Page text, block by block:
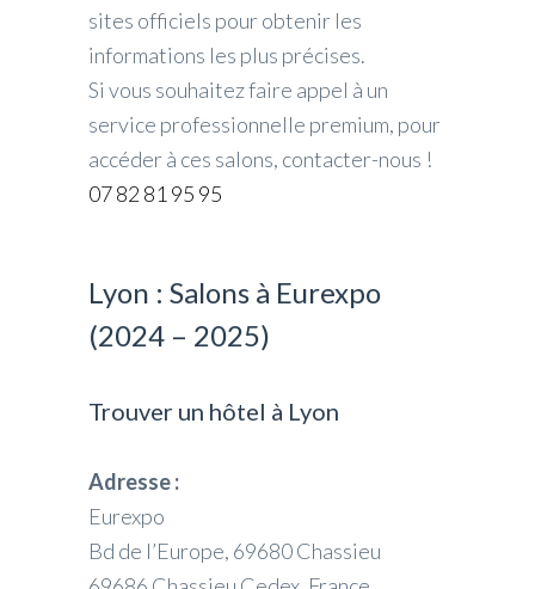
sites officiels pour obtenir les
informations les plus précises.
Si vous souhaitez faire appel à un
service professionnelle premium, pour
accéder à ces salons, contacter-nous !
07 82 81 95 95
Lyon : Salons à Eurexpo
(2024 – 2025)
Trouver un hôtel à Lyon
Adresse :
Eurexpo
Bd de l’Europe, 69680 Chassieu